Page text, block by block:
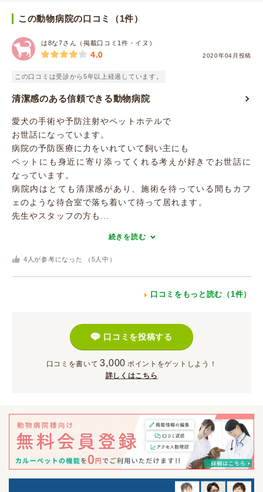
この動物病院の口コミ（1件）
は8な7さん（掲載口コミ1件・イヌ）
2020年04月投稿
4.0
この口コミは受診から5年以上経過しています。
清潔感のある信頼できる動物病院
愛犬の手術や予防注射やペットホテルで
お世話になっています。
病院の予防医療に力をいれていて飼い主にも
ペットにも身近に寄り添ってくれる考えが好きでお世話に
なっています。
病院内はとても清潔感があり、施術を待っている間もカフ
ェのような待合室で落ち着いて待って居れます。
先生やスタッフの方も...
続きを読む
4 人が参考になった （ 5 人中）
口コミをもっと読む（1件）
口コミを投稿する
口コミを書いて 3,000 ポイント をゲットしよう！
詳しくはこちら